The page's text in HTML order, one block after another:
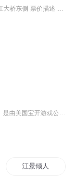
江景倾人